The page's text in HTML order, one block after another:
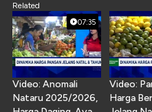
Related
07:35
Video: Anomali
Nataru 2025/2026,
Video:
Harga